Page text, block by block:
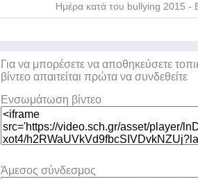
Ημέρα κατά του bullying 2015 -
Για να μπορέσετε να αποθηκεύσετε
βίντεο απαιτείται πρώτα να συνδεθείτε
Ενσωμάτωση βίντεο
Άμεσος σύνδεσμος